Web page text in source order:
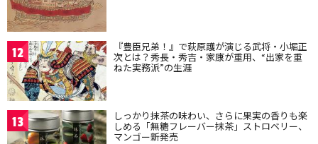
12 『豊臣兄弟！』で萩原護が演じる武将・小堀正
次とは？秀長・秀吉・家康が重用、“出家を重
ねた実務派”の生涯
13 しっかり抹茶の味わい、さらに果実の香りも楽
しめる「無糖フレーバー抹茶」ストロベリー、
マンゴー新発売